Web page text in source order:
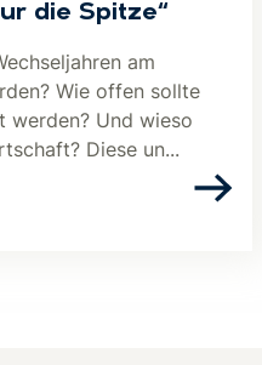
die Spitze“
am
Wie offen sollte
werden? Und wieso
Diese un...